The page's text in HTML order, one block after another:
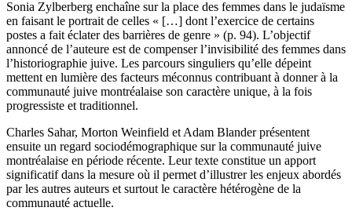
Sonia Zylberberg enchaîne sur la place des femmes dans le judaïsme
en faisant le portrait de celles « […] dont l’exercice de certains
postes a fait éclater des barrières de genre » (p. 94). L’objectif
annoncé de l’auteure est de compenser l’invisibilité des femmes dans
l’historiographie juive. Les parcours singuliers qu’elle dépeint
mettent en lumière des facteurs méconnus contribuant à donner à la
communauté juive montréalaise son caractère unique, à la fois
progressiste et traditionnel.
Charles Sahar, Morton Weinfield et Adam Blander présentent
ensuite un regard sociodémographique sur la communauté juive
montréalaise en période récente. Leur texte constitue un apport
significatif dans la mesure où il permet d’illustrer les enjeux abordés
par les autres auteurs et surtout le caractère hétérogène de la
communauté actuelle.